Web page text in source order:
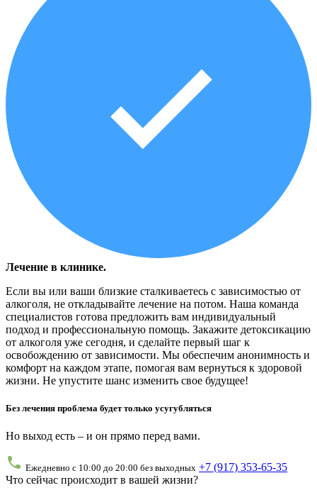
Лечение в клинике.
Если вы или ваши близкие сталкиваетесь с зависимостью от
алкоголя, не откладывайте лечение на потом. Наша команда
специалистов готова предложить вам индивидуальный
подход и профессиональную помощь. Закажите детоксикацию
от алкоголя уже сегодня, и сделайте первый шаг к
освобождению от зависимости. Мы обеспечим анонимность и
комфорт на каждом этапе, помогая вам вернуться к здоровой
жизни. Не упустите шанс изменить свое будущее!
Без лечения проблема будет только усугубляться
Но выход есть – и он прямо перед вами.
Ежедневно с 10:00 до 20:00 без выходных +7 (917) 353-65-35
Что сейчас происходит в вашей жизни?